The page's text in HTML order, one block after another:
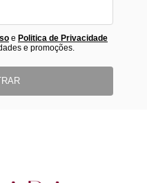
e Politica de Privacidade
e promoções.